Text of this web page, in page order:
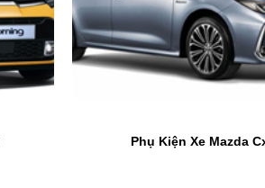
Phụ Kiện Xe Mazda